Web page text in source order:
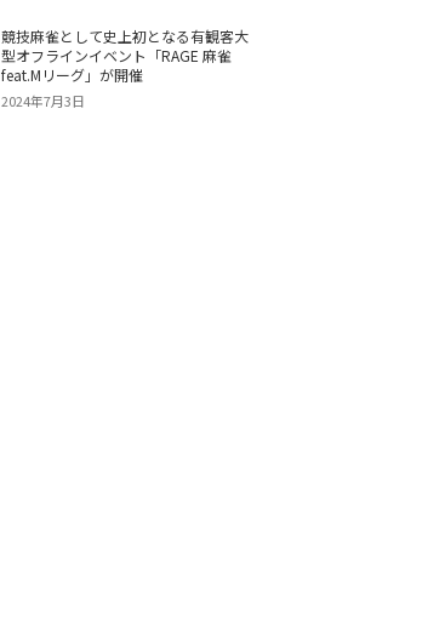
競技麻雀として史上初となる有観客大
型オフラインイベント「RAGE 麻雀
feat.Mリーグ」が開催
2024年7月3日